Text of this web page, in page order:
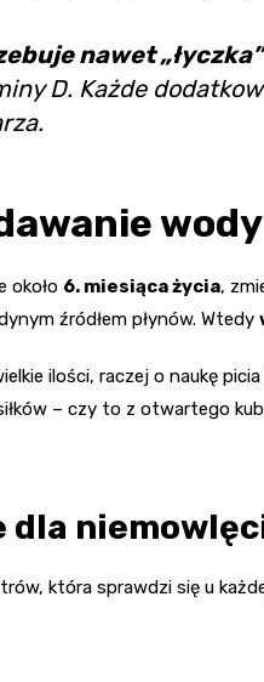
nawet
D. Każde
około 6. miesiąca życia,
źródłem płynów. Wtedy
ilości, raczej o naukę
– czy to z otwartego
dla
która sprawdzi się u